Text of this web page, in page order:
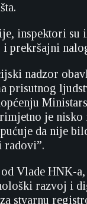
inspektori su
i prekršajni
nadzor
prisutnog
je nisko
da nije
Vlade HNK-
razvoj i
stvarnu